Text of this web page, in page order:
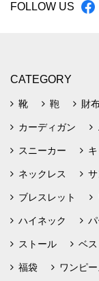
FOLLOW US
CATEGORY
靴 鞄 財
カーディガン
スニーカー
ネックレス
ブレスレット
ハイネック
ストール ベス
福袋 ワンピー